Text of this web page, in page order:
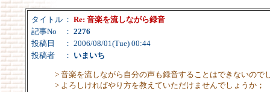
タイトル ： Re: 音楽を流しながら録音
記事No
： 2276
投稿日
： 2006/08/01(Tue) 00:44
投稿者
： いまいち
> 音楽を流しながら自分の声も録音することはできないので
> よろしければやり方を教えていただけませんでしょうか；